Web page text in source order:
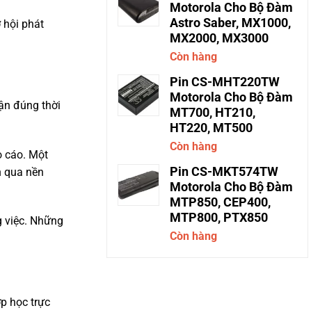
hội phát
đúng thời
cáo. Một
qua nền
việc. Những
học trực
Motorola Cho Bộ Đàm
Astro Saber, MX1000,
MX2000, MX3000
Còn hàng
Pin CS-MHT220TW
Motorola Cho Bộ Đàm
MT700, HT210,
HT220, MT500
Còn hàng
Pin CS-MKT574TW
Motorola Cho Bộ Đàm
MTP850, CEP400,
MTP800, PTX850
Còn hàng